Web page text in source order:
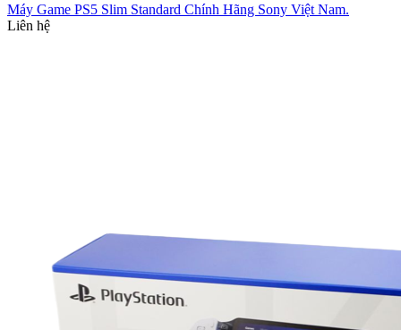
Máy Game PS5 Slim Standard Chính Hãng Sony Việt Nam.
Liên hệ